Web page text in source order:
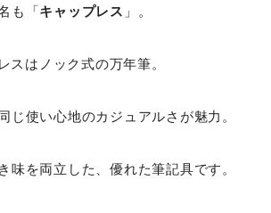
も「キャップレス 」。
スはノック式の万年筆。
じ使い心地のカジュアルさが魅力。
味を両立した、優れた筆記具です。